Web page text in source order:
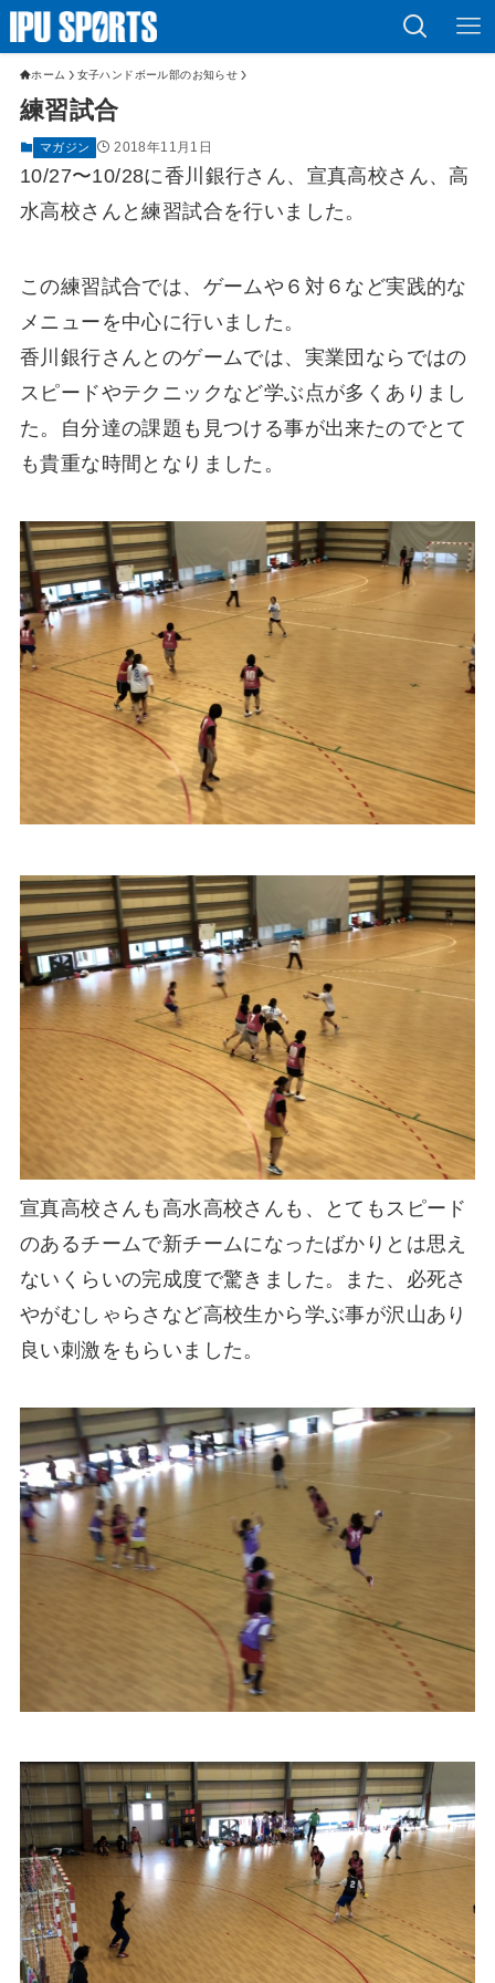
ホーム 女子ハンドボール部のお知らせ
練習試合
マガジン 2018年11月1日
10/27〜10/28に香川銀行さん、宣真高校さん、高
水高校さんと練習試合を行いました。
この練習試合では、ゲームや６対６など実践的な
メニューを中心に行いました。
香川銀行さんとのゲームでは、実業団ならではの
スピードやテクニックなど学ぶ点が多くありまし
た。自分達の課題も見つける事が出来たのでとて
も貴重な時間となりました。
宣真高校さんも高水高校さんも、とてもスピード
のあるチームで新チームになったばかりとは思え
ないくらいの完成度で驚きました。また、必死さ
やがむしゃらさなど高校生から学ぶ事が沢山あり
良い刺激をもらいました。